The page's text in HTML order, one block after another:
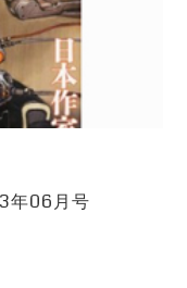
年06月号